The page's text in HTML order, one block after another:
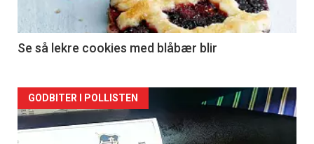
Se så lekre cookies med blåbær blir
Forsiden
akkurat
GODBITER I POLLISTEN